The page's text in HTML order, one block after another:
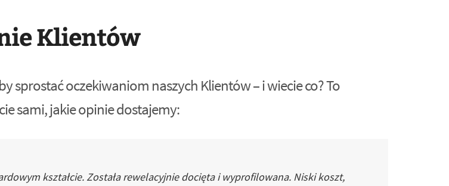
Klientów
sprostać oczekiwaniom naszych Klientów – i wiecie co? To
sami, jakie opinie dostajemy:
kształcie. Została rewelacyjnie docięta i wyprofilowana. Niski koszt,